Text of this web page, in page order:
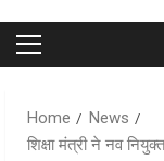
Primary
Home
News
शिक्षा मंत्री ने नव